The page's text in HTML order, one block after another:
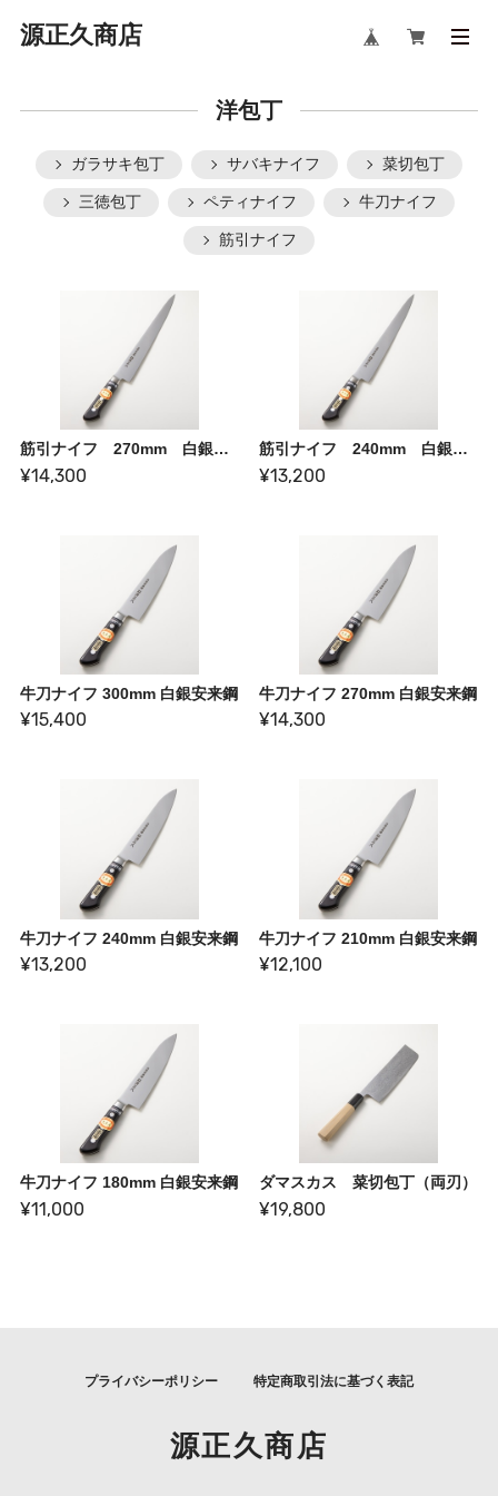
源正久商店
洋包丁
ガラサキ包丁 サバキナイフ 菜切包丁
三徳包丁 ペティナイフ 牛刀ナイフ
筋引ナイフ
筋引ナイフ 270mm 白銀安来鋼
¥14,300
筋引ナイフ 240mm 白銀安来鋼
¥13,200
牛刀ナイフ 300mm 白銀安来鋼
¥15,400
牛刀ナイフ 270mm 白銀安来鋼
¥14,300
牛刀ナイフ 240mm 白銀安来鋼
¥13,200
牛刀ナイフ 210mm 白銀安来鋼
¥12,100
牛刀ナイフ 180mm 白銀安来鋼
¥11,000
ダマスカス 菜切包丁（両刃）
¥19,800
プライバシーポリシー 特定商取引法に基づく表記
源正久商店